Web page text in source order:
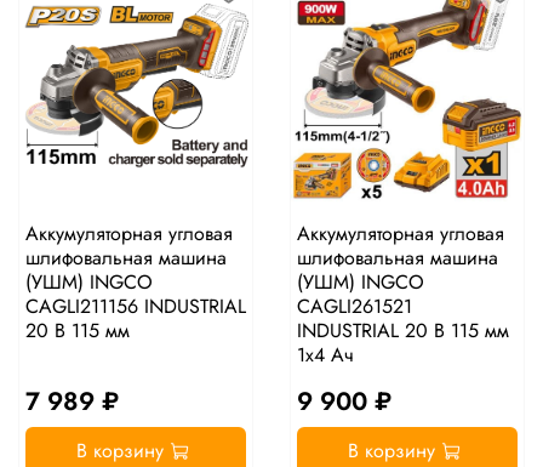
Аккумуляторная угловая
шлифовальная машина
(УШМ) INGCO
CAGLI211156 INDUSTRIAL
20 В 115 мм
7 989 ₽
В корзину
Аккумуляторная угловая
шлифовальная машина
(УШМ) INGCO
CAGLI261521
INDUSTRIAL 20 В 115 мм
1х4 Ач
9 900 ₽
В корзину